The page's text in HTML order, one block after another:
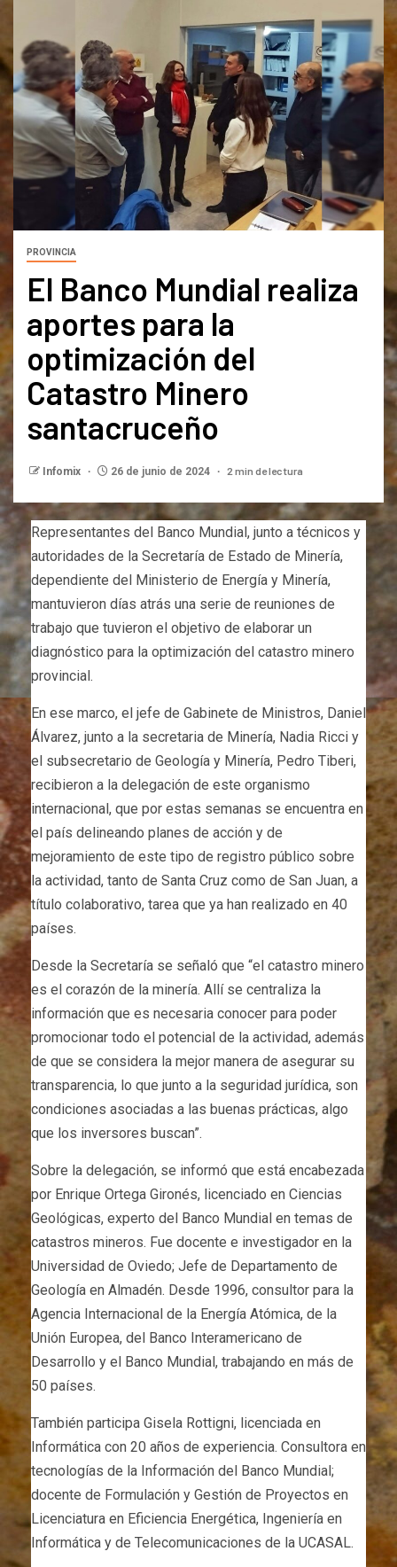
PROVINCIA
El Banco Mundial realiza
aportes para la
optimización del
Catastro Minero
santacruceño
Infomix 26 de junio de 2024 2 min de lectura
Representantes del Banco Mundial, junto a técnicos y
autoridades de la Secretaría de Estado de Minería,
dependiente del Ministerio de Energía y Minería,
mantuvieron días atrás una serie de reuniones de
trabajo que tuvieron el objetivo de elaborar un
diagnóstico para la optimización del catastro minero
provincial.
En ese marco, el jefe de Gabinete de Ministros, Daniel
Álvarez, junto a la secretaria de Minería, Nadia Ricci y
el subsecretario de Geología y Minería, Pedro Tiberi,
recibieron a la delegación de este organismo
internacional, que por estas semanas se encuentra en
el país delineando planes de acción y de
mejoramiento de este tipo de registro público sobre
la actividad, tanto de Santa Cruz como de San Juan, a
título colaborativo, tarea que ya han realizado en 40
países.
Desde la Secretaría se señaló que “el catastro minero
es el corazón de la minería. Allí se centraliza la
información que es necesaria conocer para poder
promocionar todo el potencial de la actividad, además
de que se considera la mejor manera de asegurar su
transparencia, lo que junto a la seguridad jurídica, son
condiciones asociadas a las buenas prácticas, algo
que los inversores buscan”.
Sobre la delegación, se informó que está encabezada
por Enrique Ortega Gironés, licenciado en Ciencias
Geológicas, experto del Banco Mundial en temas de
catastros mineros. Fue docente e investigador en la
Universidad de Oviedo; Jefe de Departamento de
Geología en Almadén. Desde 1996, consultor para la
Agencia Internacional de la Energía Atómica, de la
Unión Europea, del Banco Interamericano de
Desarrollo y el Banco Mundial, trabajando en más de
50 países.
También participa Gisela Rottigni, licenciada en
Informática con 20 años de experiencia. Consultora en
tecnologías de la Información del Banco Mundial;
docente de Formulación y Gestión de Proyectos en
Licenciatura en Eficiencia Energética, Ingeniería en
Informática y de Telecomunicaciones de la UCASAL.